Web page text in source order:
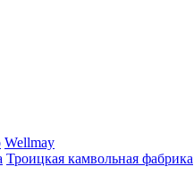
Wellmay
Троицкая камвольная фабрика